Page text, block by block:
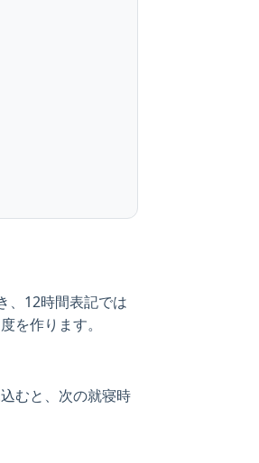
、12時間表記では
を作ります。
むと、次の就寝時